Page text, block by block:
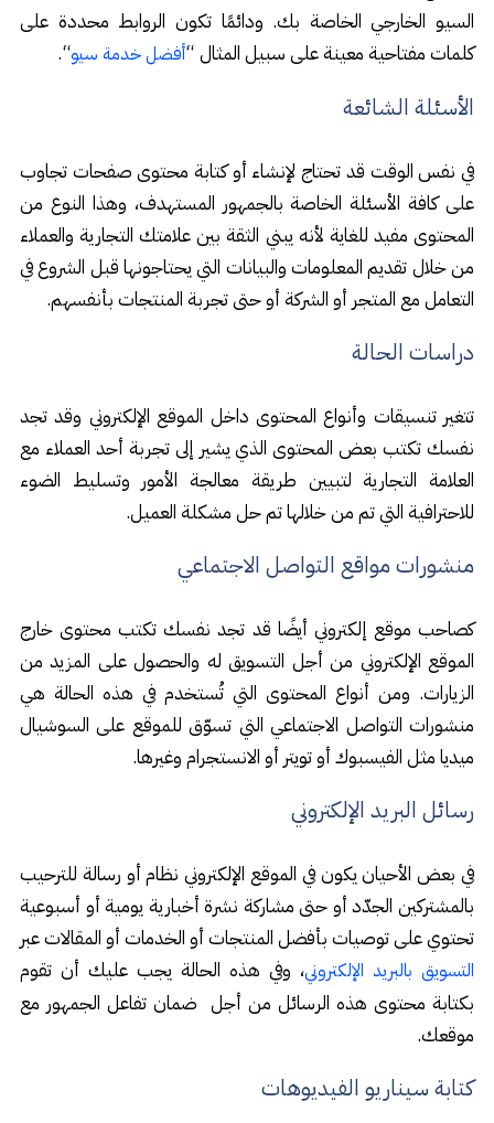
السيو الخارجي الخاصة بك. ودائمًا تكون الروابط محددة على
كلمات مفتاحية معينة على سبيل المثال “أفضل خدمة سيو“.
الأسئلة الشائعة
في نفس الوقت قد تحتاج لإنشاء أو كتابة محتوى صفحات تجاوب
على كافة الأسئلة الخاصة بالجمهور المستهدف، وهذا النوع من
المحتوى مفيد للغاية لأنه يبني الثقة بين علامتك التجارية والعملاء
من خلال تقديم المعلومات والبيانات التي يحتاجونها قبل الشروع في
التعامل مع المتجر أو الشركة أو حتى تجربة المنتجات بأنفسهم.
دراسات الحالة
تتغير تنسيقات وأنواع المحتوى داخل الموقع الإلكتروني وقد تجد
نفسك تكتب بعض المحتوى الذي يشير إلى تجربة أحد العملاء مع
العلامة التجارية لتبيين طريقة معالجة الأمور وتسليط الضوء
للاحترافية التي تم من خلالها تم حل مشكلة العميل.
منشورات مواقع التواصل الاجتماعي
كصاحب موقع إلكتروني أيضًا قد تجد نفسك تكتب محتوى خارج
الموقع الإلكتروني من أجل التسويق له والحصول على المزيد من
الزيارات. ومن أنواع المحتوى التي تُستخدم في هذه الحالة هي
منشورات التواصل الاجتماعي التي تسوّق للموقع على السوشيال
ميديا مثل الفيسبوك أو تويتر أو الانستجرام وغيرها.
رسائل البريد الإلكتروني
في بعض الأحيان يكون في الموقع الإلكتروني نظام أو رسالة للترحيب
بالمشتركين الجدّد أو حتى مشاركة نشرة أخبارية يومية أو أسبوعية
تحتوي على توصيات بأفضل المنتجات أو الخدمات أو المقالات عبر
التسويق بالبريد الإلكتروني، وفي هذه الحالة يجب عليك أن تقوم
بكتابة محتوى هذه الرسائل من أجل ضمان تفاعل الجمهور مع
موقعك.
كتابة سيناريو الفيديوهات